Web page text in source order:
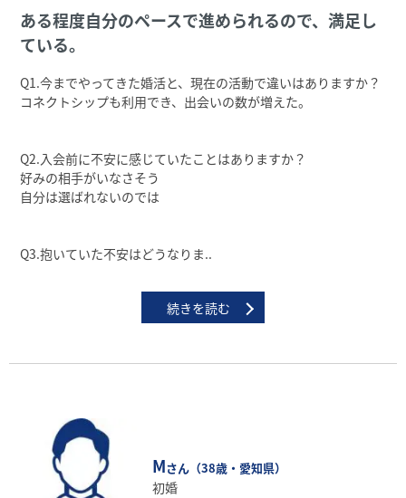
ある程度⾃分のペースで進められるので、満⾜し
ている。
Q1.今までやってきた婚活と、現在の活動で違いはありますか？
コネクトシップも利⽤でき、出会いの数が増えた。
Q2.⼊会前に不安に感じていたことはありますか？
好みの相⼿がいなさそう
⾃分は選ばれないのでは
Q3.抱いていた不安はどうなりま..
続きを読む
Mさん（38歳・愛知県）
初婚